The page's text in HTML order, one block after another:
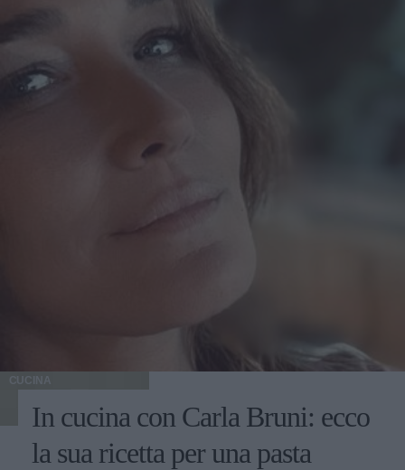
CUCINA
In cucina con Carla Bruni: ecco
la sua ricetta per una pasta